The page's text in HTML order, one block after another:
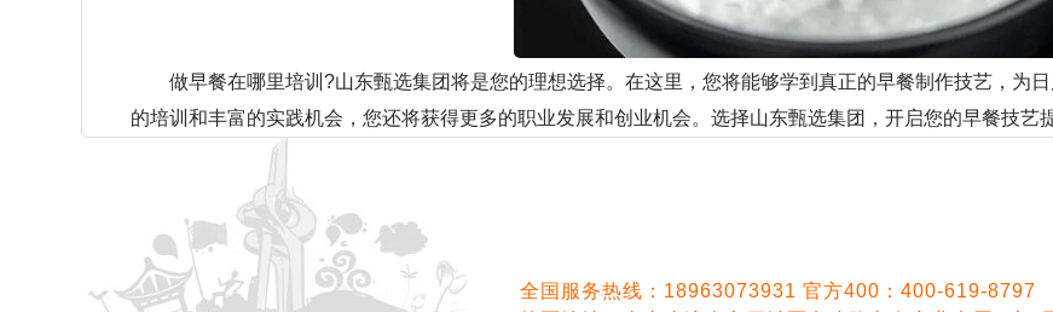
做早餐在哪里培训?山东甄选集团将是您的理想选择。在这里，您将能够学到真正的早餐制作技艺，为
的培训和丰富的实践机会，您还将获得更多的职业发展和创业机会。选择山东甄选集团，开启您的早餐技艺
全国服务热线：18963073931 官方400：400-619-8797